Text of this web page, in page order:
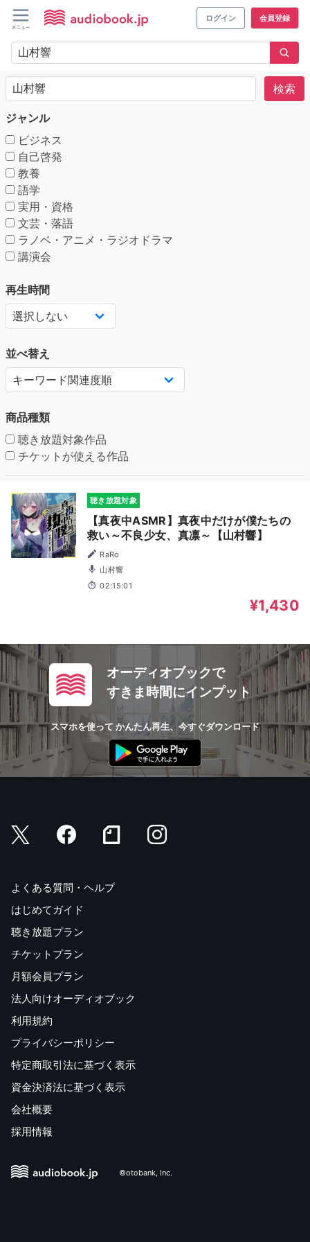
ログイン 会員登録
検索
ジャンル
ビジネス
自己啓発
教養
語学
実用・資格
文芸・落語
ラノベ・アニメ・ラジオドラマ
講演会
再生時間
並べ替え
商品種類
聴き放題対象作品
チケットが使える作品
聴き放題対象
【真夜中ASMR】真夜中だけが僕たちの
救い～不良少女、真凛～【山村響】
RaRo
山村響
02:15:01
¥1,430
オーディオブックで
すきま時間にインプット
スマホを使って かんたん再生、今すぐダウンロード
よくある質問・ヘルプ
はじめてガイド
聴き放題プラン
チケットプラン
月額会員プラン
法人向けオーディオブック
利用規約
プライバシーポリシー
特定商取引法に基づく表示
資金決済法に基づく表示
会社概要
採用情報
©otobank, Inc.